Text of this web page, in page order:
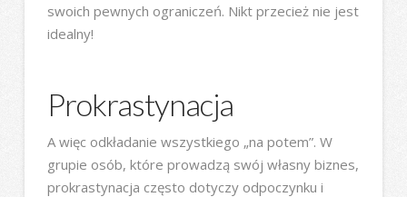
swoich pewnych ograniczeń. Nikt przecież nie jest
idealny!
Prokrastynacja
A więc odkładanie wszystkiego „na potem”. W
grupie osób, które prowadzą swój własny biznes,
prokrastynacja często dotyczy odpoczynku i